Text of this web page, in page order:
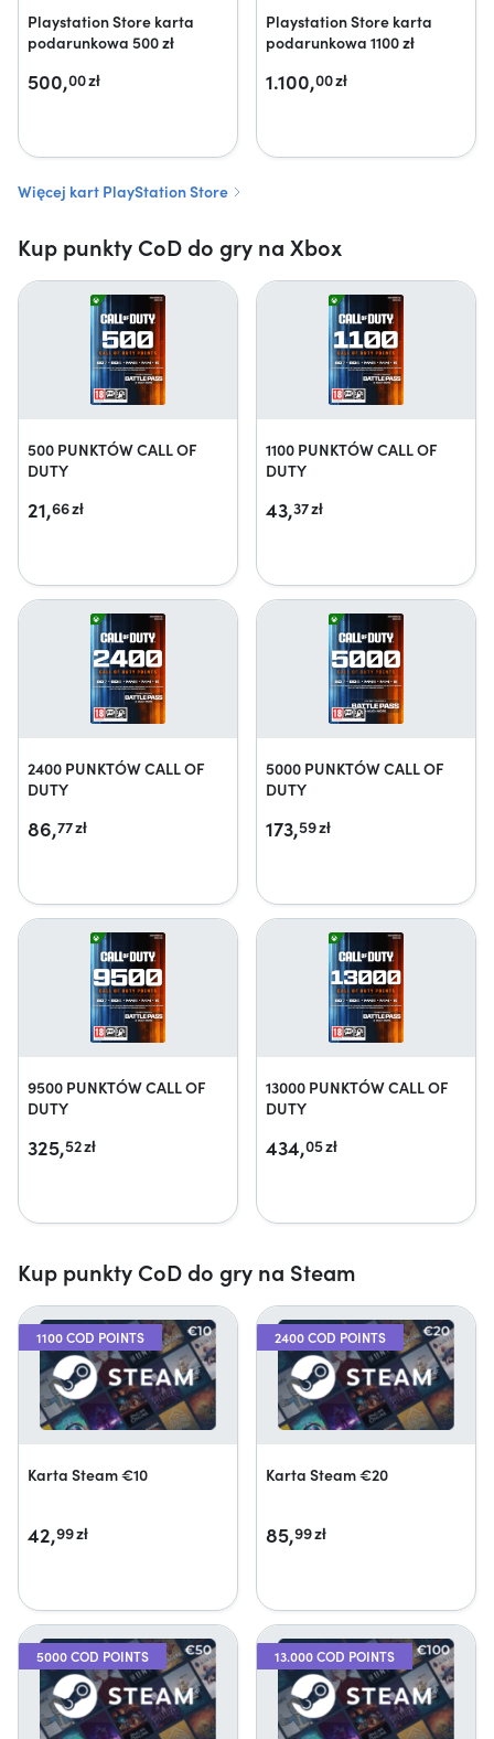
Playstation Store karta
podarunkowa 500 zł
500,00zł
Playstation Store karta
podarunkowa 1100 zł
1.100,00zł
Więcej kart PlayStation Store
Kup punkty CoD do gry na Xbox
500 PUNKTÓW CALL OF
DUTY
21,66zł
1100 PUNKTÓW CALL OF
DUTY
43,37zł
2400 PUNKTÓW CALL OF
DUTY
86,77zł
5000 PUNKTÓW CALL OF
DUTY
173,59zł
9500 PUNKTÓW CALL OF
DUTY
325,52zł
13000 PUNKTÓW CALL OF
DUTY
434,05zł
Kup punkty CoD do gry na Steam
1100 COD POINTS
Karta Steam €10
42,99zł
2400 COD POINTS
Karta Steam €20
85,99zł
5000 COD POINTS 13.000 COD POINTS